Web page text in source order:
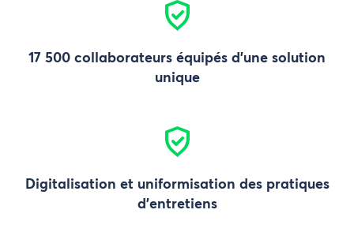
17 500 collaborateurs équipés d'une solution
unique
Digitalisation et uniformisation des pratiques
d’entretiens